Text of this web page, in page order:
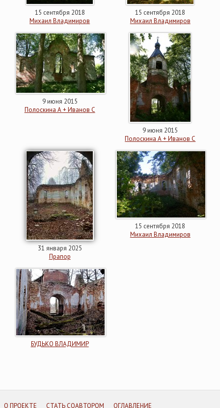
15 сентября 2018
Михаил Владимиров
15 сентября 2018
Михаил Владимиров
9 июня 2015
Полоскина А + Иванов С
9 июня 2015
Полоскина А + Иванов С
31 января 2025
Прапор
15 сентября 2018
Михаил Владимиров
БУДЬКО ВЛАДИМИР
О ПРОЕКТЕ СТАТЬ СОАВТОРОМ ОГЛАВЛЕНИЕ